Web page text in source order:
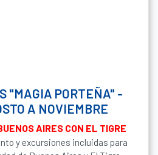
"MAGIA PORTEÑA" -
A NOVIEMBRE
AIRES CON EL TIGRE
y excursiones incluidas para